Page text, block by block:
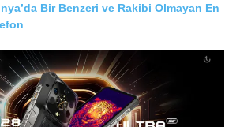
Bir Benzeri ve Rakibi Olmayan En